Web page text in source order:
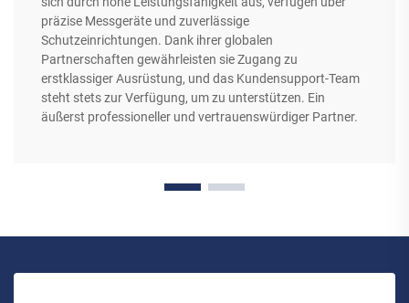
präzise Messgeräte und zuverlässige
Schutzeinrichtungen. Dank ihrer globalen
Partnerschaften gewährleisten sie Zugang zu
erstklassiger Ausrüstung, und das Kundensupport-Team
steht stets zur Verfügung, um zu unterstützen. Ein
äußerst professioneller und vertrauenswürdiger Partner.